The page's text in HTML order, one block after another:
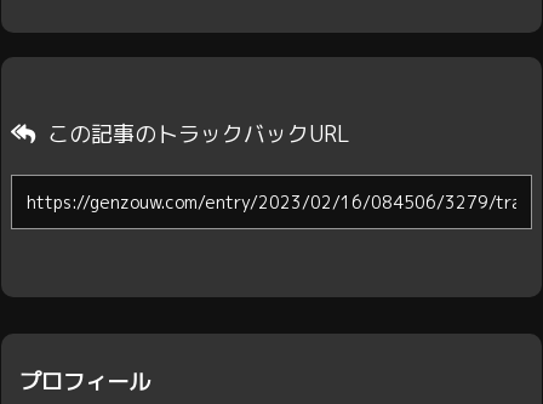
この記事のトラックバックURL
プロフィール